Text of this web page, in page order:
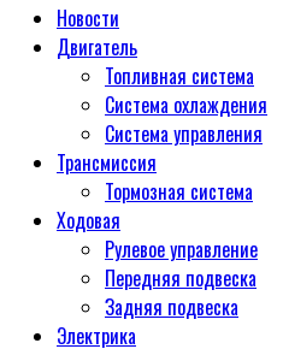
Новости
Двигатель
Топливная система
Система охлаждения
Система управления
Трансмиссия
Тормозная система
Ходовая
Рулевое управление
Передняя подвеска
Задняя подвеска
Электрика